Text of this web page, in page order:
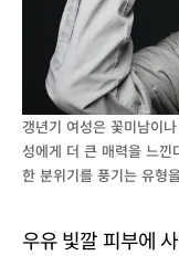
갱년기 여성은 꽃미남이
성에게 더 큰 매력을 느
한 분위기를 풍기는 유형
우유 빛깔 피부에